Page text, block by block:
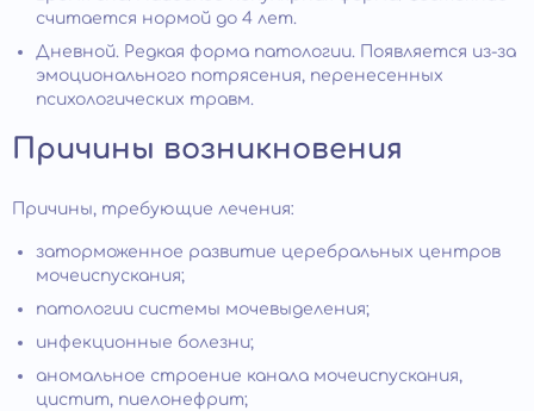
считается нормой до 4 лет.
Дневной. Редкая форма патологии. Появляется из-за
эмоционального потрясения, перенесенных
психологических травм.
Причины возникновения
Причины, требующие лечения:
заторможенное развитие церебральных центров
мочеиспускания;
патологии системы мочевыделения;
инфекционные болезни;
аномальное строение канала мочеиспускания,
цистит, пиелонефрит;